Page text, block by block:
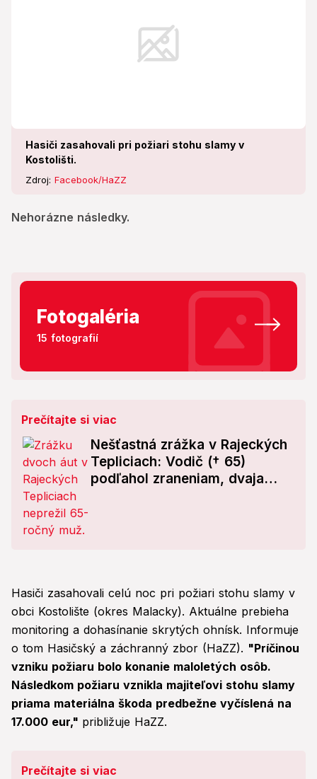
Hasiči zasahovali pri požiari stohu slamy v
Kostolišti.
Zdroj: Facebook/HaZZ
Nehorázne následky.
Fotogaléria
15 fotografií
Prečítajte si viac
Nešťastná zrážka v Rajeckých
Tepliciach: Vodič († 65)
podľahol zraneniam, dvaja
Hasiči zasahovali celú noc pri požiari stohu slamy v
obci Kostolište (okres Malacky). Aktuálne prebieha
monitoring a dohasínanie skrytých ohnísk. Informuje
o tom Hasičský a záchranný zbor (HaZZ). "Príčinou
vzniku požiaru bolo konanie maloletých osôb.
Následkom požiaru vznikla majiteľovi stohu slamy
priama materiálna škoda predbežne vyčíslená na
17.000 eur," približuje HaZZ.
Prečítajte si viac